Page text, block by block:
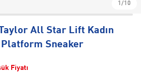
1/10
All Star Lift Kadın
Sneaker
Fiyatı